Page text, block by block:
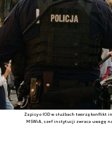
Zapisy o IOD w służbach tworzą
MSWiA, szef instytucji zwraca uwagę